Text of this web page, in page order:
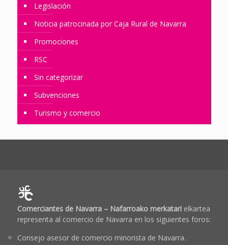
Legislación
Noticia patrocinada por Caja Rural de Navarra
Promociones
RSC
Sin categorizar
Subvenciones
Turismo y comercio
Comerciantes de Navarra – Nafarroako merkatarielkartea
representa al comercio de Navarra en los siguientes foros:
Consejo asesor de comercio minorista de Navarra.